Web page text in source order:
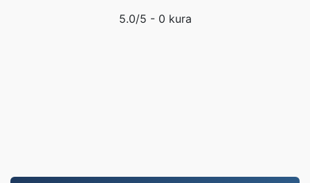
5.0/5 - 0 kura